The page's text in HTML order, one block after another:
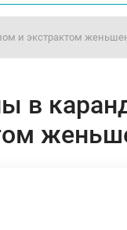
и экстрактом
в